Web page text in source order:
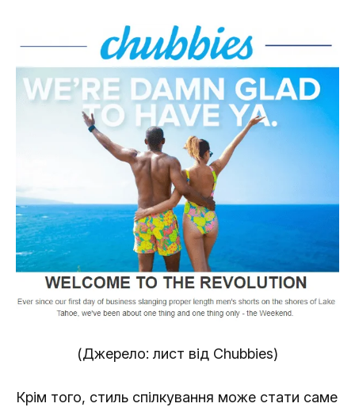
(Джерело: лист від Chubbies)
Крім того, стиль спілкування може стати саме